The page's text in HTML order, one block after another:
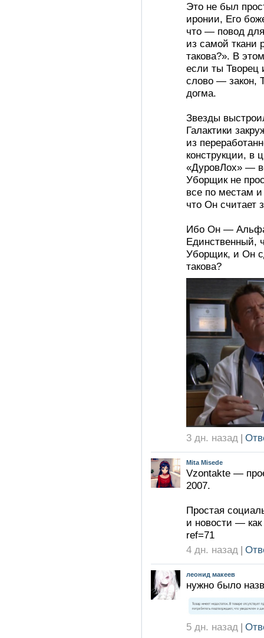
Это не был
иронии, Его
что — повод
из самой ткани
такова?». В
если ты Творец
слово — закон,
догма.
Звезды
Галактики
из
конструкции, в
«ДуровЛох» —
Уборщик не
все по местам
что Он считает
Ибо Он —
Единственный,
Уборщик, и Он
такова?
3 дн. назад |
Mita Misede
Vzontakte —
2007.
Простая
и новости —
ref=71
4 дн. назад |
леонид макеев
нужно было
5 дн. назад |